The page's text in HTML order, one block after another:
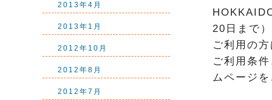
20日まで）
ご利用の
ご利用条
ムページ
2013年4月
2013年1月
2012年10月
2012年8月
2012年7月